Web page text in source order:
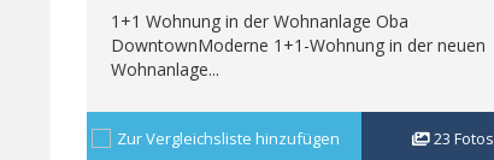
1+1 Wohnung in der Wohnanlage Oba
DowntownModerne 1+1-Wohnung in der neuen
Wohnanlage...
Zur Vergleichsliste hinzufügen 23 Fotos